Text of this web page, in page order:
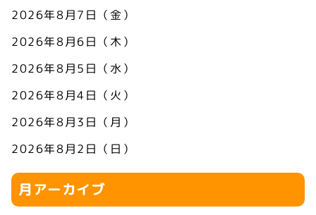
2026年8月7日（金）
2026年8月6日（木）
2026年8月5日（水）
2026年8月4日（火）
2026年8月3日（月）
2026年8月2日（日）
月アーカイブ